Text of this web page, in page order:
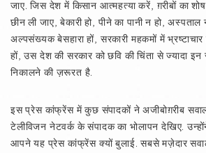
जाए. जिस देश में किसान आत्महत्या करें, ग़रीबों का
छीन ली जाए, बेकारी हो, पीने का पानी न हो, अस्पताल
अल्पसंख्यक बेसहारा हों, सरकारी महकमों में
हों, उस देश की सरकार को छवि की चिंता से ज्यादा
निकालने की ज़रूरत है.
इस प्रेस कांफ्रेंस में कुछ संपादकों ने अजीबोग़रीब
टेलीविजन नेटवर्क के संपादक का भोलापन देखिए.
आपने यह प्रेस कांफ्रेंस क्यों बुलाई. सबसे मज़ेदार